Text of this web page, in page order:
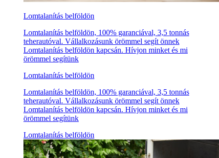
Lomtalanítás belföldön
Lomtalanítás belföldön, 100% garanciával, 3,5 tonnás
teherautóval. Vállalkozásunk örömmel segít önnek
Lomtalanítás belföldön kapcsán. Hívjon minket és mi
örömmel segítünk
Lomtalanítás belföldön
Lomtalanítás belföldön, 100% garanciával, 3,5 tonnás
teherautóval. Vállalkozásunk örömmel segít önnek
Lomtalanítás belföldön kapcsán. Hívjon minket és mi
örömmel segítünk
Lomtalanítás belföldön